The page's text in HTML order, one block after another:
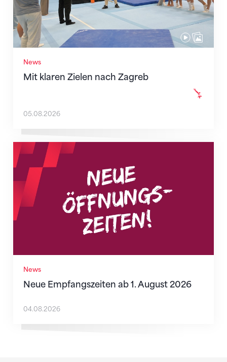
News
Mit klaren Zielen nach Zagreb
05.08.2026
News
Neue Empfangszeiten ab 1. August 2026
Neue Empfangszeiten ab 1. August 2026
04.08.2026